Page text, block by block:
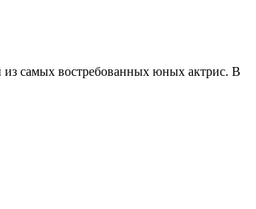
самых востребованных юных актрис. В